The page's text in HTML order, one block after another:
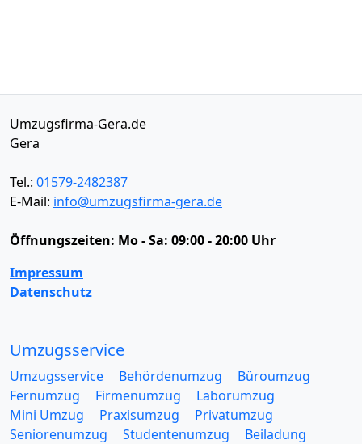
Umzugsfirma-Gera.de
Gera
Tel.: 01579-2482387
E-Mail: info@umzugsfirma-gera.de
Öffnungszeiten: Mo - Sa: 09:00 - 20:00 Uhr
Impressum
Datenschutz
Umzugsservice
Umzugsservice Behördenumzug
Büroumzug
Fernumzug
Firmenumzug
Laborumzug
Mini Umzug
Praxisumzug
Privatumzug
Seniorenumzug
Studentenumzug
Beiladung